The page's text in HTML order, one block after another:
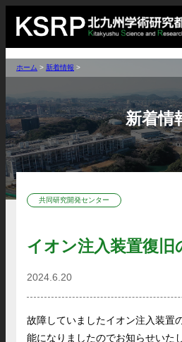
ホーム >新着情報 >
新着情
共同研究開発センター
イオン注入装置復旧
2024.6.20
故障していましたイオン注入装置
能になりましたのでお知らせいた